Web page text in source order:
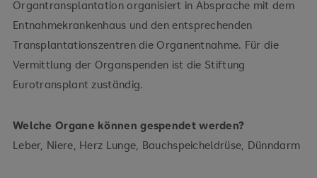
Organtransplantation organisiert in Absprache mit dem
Entnahmekrankenhaus und den entsprechenden
Transplantationszentren die Organentnahme. Für die
Vermittlung der Organspenden ist die Stiftung
Eurotransplant zuständig.
Welche Organe können gespendet werden?
Leber, Niere, Herz Lunge, Bauchspeicheldrüse, Dünndarm